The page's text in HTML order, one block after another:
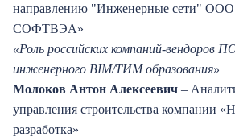
направлению "Инженерные сети"
СОФТВЭА»
«Роль российских компаний-вендоров
инженерного BIM/ТИМ образования»
Молоков Антон Алексеевич –
управления строительства компании
разработка»